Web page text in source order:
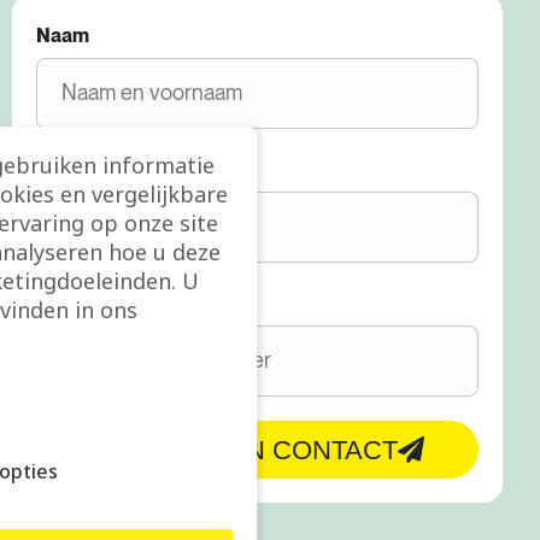
Naam
E-mail
Telefoon
BRENG ME IN CONTACT
informatie
en vergelijkbare
op onze site
hoe u deze
U
in ons